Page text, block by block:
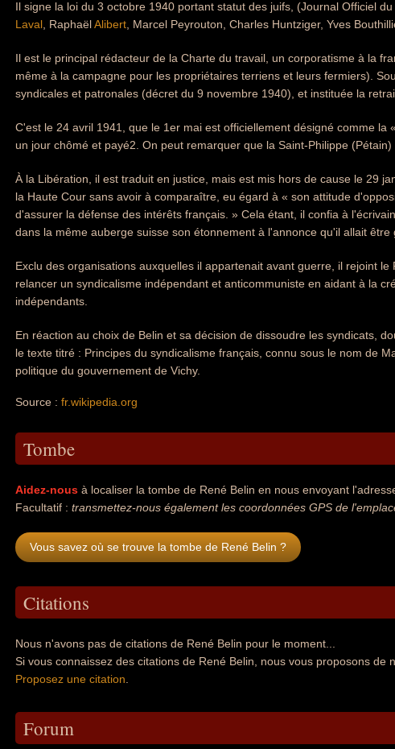
Il signe la loi du 3 octobre 1940 portant statut des juifs, (Journal Officiel
Laval , RaphaëlAlibert , Marcel Peyrouton, Charles Huntziger, Yves
Il est le principal rédacteur de la Charte du travail, un corporatisme à la
même à la campagne pour les propriétaires terriens et leurs fermiers).
syndicales et patronales (décret du 9 novembre 1940), et instituée la
C'est le 24 avril 1941, que le 1er mai est officiellement désigné comme
un jour chômé et payé2. On peut remarquer que la Saint-Philippe
À la Libération, il est traduit en justice, mais est mis hors de cause le 29
la Haute Cour sans avoir à comparaître, eu égard à « son attitude
d'assurer la défense des intérêts français. » Cela étant, il confia à
dans la même auberge suisse son étonnement à l'annonce qu'il allait être
Exclu des organisations auxquelles il appartenait avant guerre, il rejoint
relancer un syndicalisme indépendant et anticommuniste en aidant à la
indépendants.
En réaction au choix de Belin et sa décision de dissoudre les syndicats,
le texte titré : Principes du syndicalisme français, connu sous le nom de
politique du gouvernement de Vichy.
Source : fr.wikipedia.org
Tombe
Aidez-nous à localiser la tombe de René Belin en nous envoyant
Facultatif : transmettez-nous également les coordonnées GPS de
Vous savez où se trouve la tombe de René Belin ?
Citations
Nous n'avons pas de citations de René Belin pour le moment...
Si vous connaissez des citations de René Belin, nous vous proposons de
Proposez une citation
Forum